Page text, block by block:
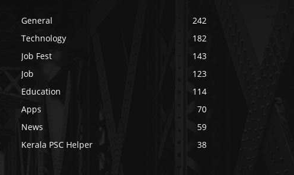
General
242
Technology
182
Job Fest
143
Job
123
Education
114
Apps
70
News
59
Kerala PSC Helper
38